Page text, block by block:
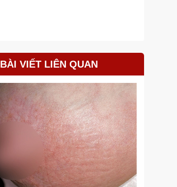
BÀI VIẾT LIÊN QUAN